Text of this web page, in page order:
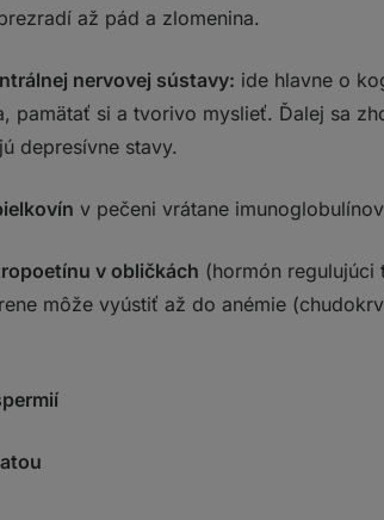
až pád a zlomenina.
nervovej sústavy: ide hlavne o
pamätať si a tvorivo myslieť. Ďalej sa
depresívne stavy.
v pečeni vrátane imunoglobulínov
v obličkách (hormón regulujúci
môže vyústiť až do anémie